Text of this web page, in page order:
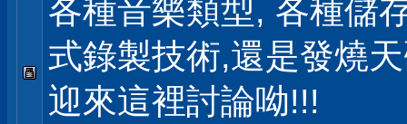
各種音樂類型, 各種儲
式錄製技術,還是發燒
迎來這裡討論呦!!!